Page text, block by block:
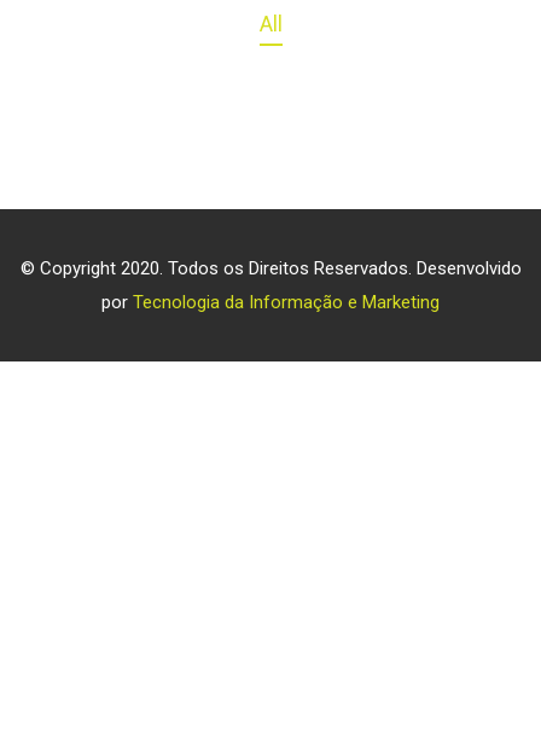
All
© Copyright 2020. Todos os Direitos Reservados. Desenvolvido
por Tecnologia da Informação e Marketing